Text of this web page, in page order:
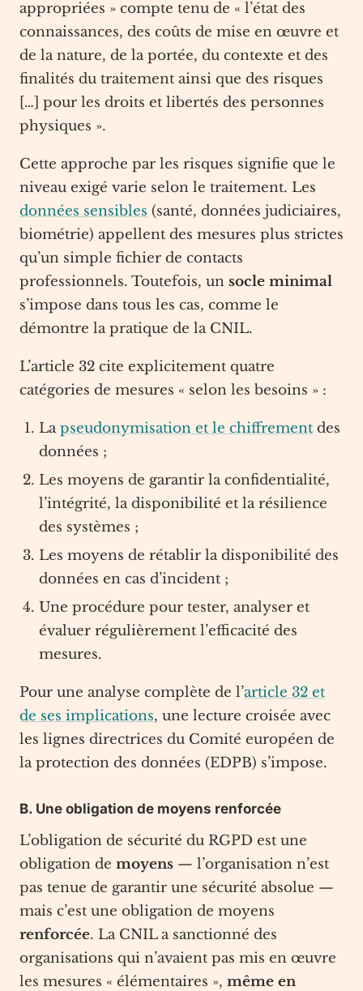
appropriées » compte tenu de « l’état des
connaissances, des coûts de mise en œuvre et
de la nature, de la portée, du contexte et des
finalités du traitement ainsi que des risques
[…] pour les droits et libertés des personnes
physiques ».
Cette approche par les risques signifie que le
niveau exigé varie selon le traitement. Les
données sensibles (santé, données judiciaires,
biométrie) appellent des mesures plus strictes
qu’un simple fichier de contacts
professionnels. Toutefois, un socle minimal
s’impose dans tous les cas, comme le
démontre la pratique de la CNIL.
L’article 32 cite explicitement quatre
catégories de mesures « selon les besoins » :
Lapseudonymisation et le chiffrement des
données ;
Les moyens de garantir la confidentialité,
l’intégrité, la disponibilité et la résilience
des systèmes ;
Les moyens de rétablir la disponibilité des
données en cas d’incident ;
Une procédure pour tester, analyser et
évaluer régulièrement l’efficacité des
mesures.
Pour une analyse complète de l’article 32 et
de ses implications, une lecture croisée avec
les lignes directrices du Comité européen de
la protection des données (EDPB) s’impose.
B. Une obligation de moyens renforcée
L’obligation de sécurité du RGPD est une
obligation de moyens — l’organisation n’est
pas tenue de garantir une sécurité absolue —
mais c’est une obligation de moyens
renforcée. La CNIL a sanctionné des
organisations qui n’avaient pas mis en œuvre
les mesures « élémentaires », même en